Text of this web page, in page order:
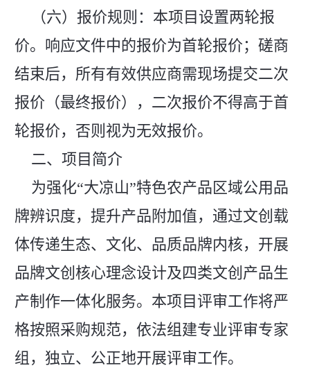
（六）报价规则：本项目设置两轮报
价。响应文件中的报价为首轮报价；磋商
结束后，所有有效供应商需现场提交二次
报价（最终报价），二次报价不得高于首
轮报价，否则视为无效报价。
二、项目简介
为强化“大凉山”特色农产品区域公用品
牌辨识度，提升产品附加值，通过文创载
体传递生态、文化、品质品牌内核，开展
品牌文创核心理念设计及四类文创产品生
产制作一体化服务。本项目评审工作将严
格按照采购规范，依法组建专业评审专家
组，独立、公正地开展评审工作。